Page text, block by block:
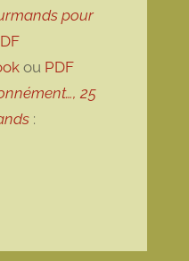
pour
ou PDF
25
: